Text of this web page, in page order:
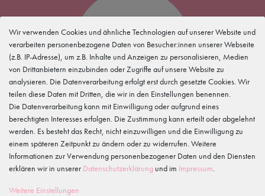
5 %
für Deine
Newsletteranmeldung
Wir verwenden Cookies und ähnliche Technologien auf unserer Website und
verarbeiten personenbezogene Daten von Besucher:innen unserer Webseite
(z.B. IP-Adresse), um z.B. Inhalte und Anzeigen zu personalisieren, Medien
von Drittanbietern einzubinden oder Zugriffe auf unsere Website zu
analysieren. Die Datenverarbeitung erfolgt erst durch gesetzte Cookies. Wir
teilen diese Daten mit Dritten, die wir in den Einstellungen benennen.
Die Datenverarbeitung kann mit Einwilligung oder aufgrund eines
berechtigten Interesses erfolgen. Die Zustimmung kann erteilt oder abgelehnt
werden. Es besteht das Recht, nicht einzuwilligen und die Einwilligung zu
einem späteren Zeitpunkt zu ändern oder zu widerrufen. Weitere
Informationen zur Verwendung personenbezogener Daten und den Diensten
erklären wir in unserer Daten­schutz­erklärung und im Impressum.
Weitere Einstellungen